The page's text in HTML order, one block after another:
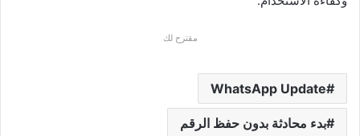
مقترح لك
WhatsApp Update
بدء محادثة بدون حفظ الرقم